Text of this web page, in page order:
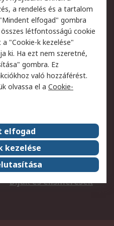
Az RS értékesítési
feltételei
Email biztonság
Képviseletek
Vállalatcsoport
Díjak és elismerések
a rendelés és a tartalom
elfogad" gombra
létfontosságú cookie
"Cookie-k kezelése"
ki. Ha ezt nem szeretné,
gombra. Ez
való hozzáférést.
olvassa el a Cookie-
elfogad
kezelése